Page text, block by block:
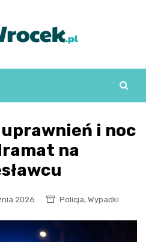
i noc
na
2026 Policja, Wypadki